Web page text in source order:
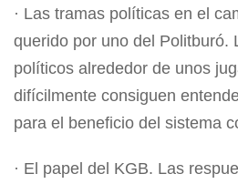
· Las tramas políticas en el
querido por uno del Politburó.
políticos alrededor de unos
difícilmente consiguen
para el beneficio del sistema
· El papel del KGB. Las